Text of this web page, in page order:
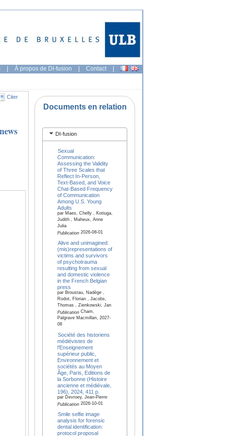
| À propos de DI-fusion | Contact |
Citer
Documents en relation
DI-fusion
Sexual
Communication:
Assessing the Validity
of Three Scales that
Reflect In-Person,
Text-Based, and Voice
Chat-Based Frequency
of Communication
Among U.S. Young
Adults
par Maes, Chelly , Kotiuga,
Judith , Maheux, Anne
Julia
Publication2026-08-01
Alive and unimagined:
(mis)representations of
victims and survivors
of psychotrauma
resulting from sexual
and domestic violence
in the French Belgian
press
par Broustau, Nadège ,
Rodot, Florian , Jacobs,
Thomas , Zienkowski, Jan
PublicationCham,
Palgrave Macmillan, 2027-
08
Société des historiens
médiévistes de
l'Enseignement
supérieur public,
Environnement et
sociétés au Moyen
Âge, Paris, Editions de
la Sorbonne (Histoire
ancienne et médiévale,
196), 2024, 411 p.
par Devroey, Jean-Pierre
Publication2026-10-01
Smile selfie image
analysis for forensic
dental identification:
protocol proposal